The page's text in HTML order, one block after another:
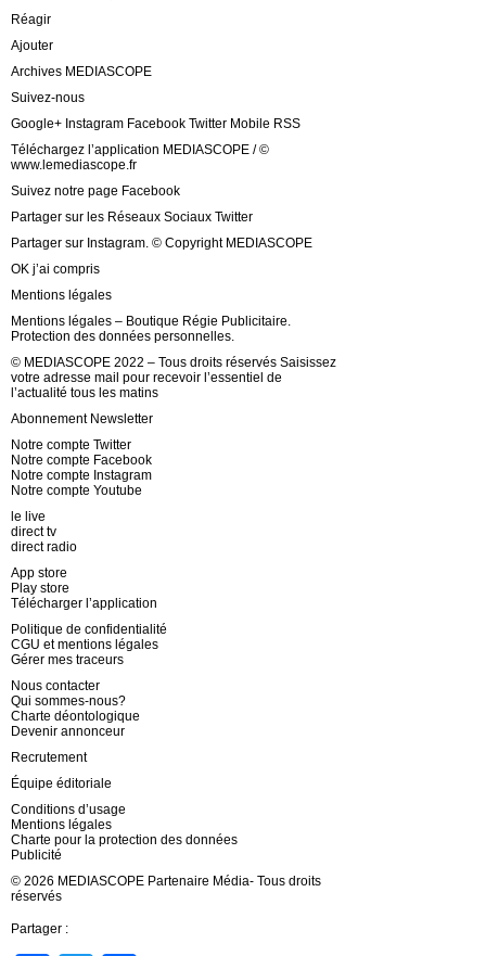
Réagir
Ajouter
Archives MEDIASCOPE
Suivez-nous
Google+ Instagram Facebook Twitter Mobile RSS
Téléchargez l’application MEDIASCOPE / ©
www.lemediascope.fr
Suivez notre page Facebook
Partager sur les Réseaux Sociaux Twitter
Partager sur Instagram. © Copyright MEDIASCOPE
OK j’ai compris
Mentions légales
Mentions légales – Boutique Régie Publicitaire.
Protection des données personnelles.
© MEDIASCOPE 2022 – Tous droits réservés Saisissez
votre adresse mail pour recevoir l’essentiel de
l’actualité tous les matins
Abonnement Newsletter
Notre compte Twitter
Notre compte Facebook
Notre compte Instagram
Notre compte Youtube
le live
direct tv
direct radio
App store
Play store
Télécharger l’application
Politique de confidentialité
CGU et mentions légales
Gérer mes traceurs
Nous contacter
Qui sommes-nous?
Charte déontologique
Devenir annonceur
Recrutement
Équipe éditoriale
Conditions d’usage
Mentions légales
Charte pour la protection des données
Publicité
© 2026 MEDIASCOPE Partenaire Média- Tous droits
réservés
Partager :